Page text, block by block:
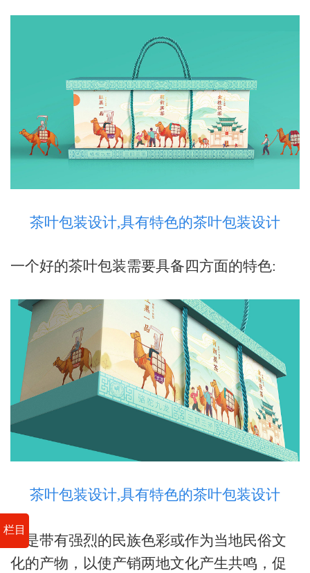
栏目
茶叶包装设计,具有特色的茶叶包装设计
一个好的茶叶包装需要具备四方面的特色:
茶叶包装设计,具有特色的茶叶包装设计
一是带有强烈的民族色彩或作为当地民俗文
化的产物，以使产销两地文化产生共鸣，促